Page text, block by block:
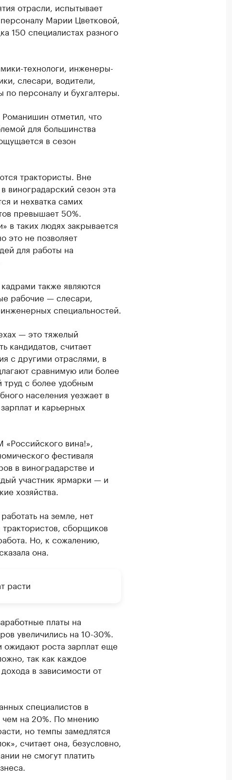
отрасли, испытывает
Марии Цветковой,
150 специалистах разного
технологи, инженеры-
слесари, водители,
по персоналу и бухгалтеры.
отметил, что
для большинства
в сезон
трактористы. Вне
виноградарский сезон эта
и нехватка самих
превышает 50%.
в таких людях закрывается
это не позволяет
для работы на
также являются
рабочие — слесари,
специальностей.
— это тяжелый
кандидатов, считает
с другими отраслями, в
сравнимую или более
труд с более удобным
населения уезжает в
и карьерных
вина!»,
фестиваля
в виноградарстве и
участник ярмарки — и
хозяйства.
на земле, нет
трактористов, сборщиков
Но, к сожалению,
она.
расти
платы на
увеличились на 10-30%.
роста зарплат еще
так как каждое
в зависимости от
специалистов в
на 20%. По мнению
но темпы замедлятся
считает она, безусловно,
не смогут платить